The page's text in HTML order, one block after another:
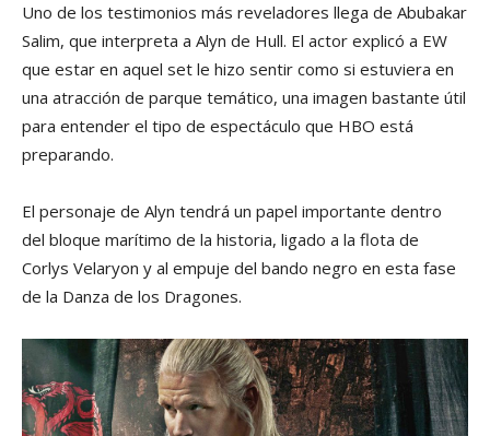
Uno de los testimonios más reveladores llega de Abubakar
Salim, que interpreta a Alyn de Hull. El actor explicó a EW
que estar en aquel set le hizo sentir como si estuviera en
una atracción de parque temático, una imagen bastante útil
para entender el tipo de espectáculo que HBO está
preparando.
El personaje de Alyn tendrá un papel importante dentro
del bloque marítimo de la historia, ligado a la flota de
Corlys Velaryon y al empuje del bando negro en esta fase
de la Danza de los Dragones.